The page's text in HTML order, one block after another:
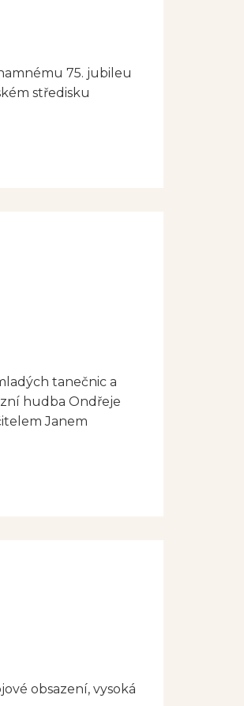
že i
75. jubileu
středisku
tanečnic a
hudba Ondřeje
Janem
obsazení, vysoká